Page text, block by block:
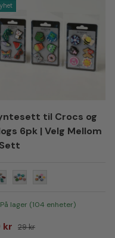
til Crocs og
6pk | Velg Mellom
På lager (104 enheter)
kr Vanlig pris
29 kr